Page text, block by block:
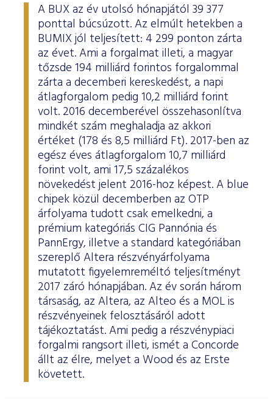
A BUX az év utolsó hónapjától 39 377
ponttal búcsúzott. Az elmúlt hetekben a
BUMIX jól teljesített: 4 299 ponton zárta
az évet. Ami a forgalmat illeti, a magyar
tőzsde 194 milliárd forintos forgalommal
zárta a decemberi kereskedést, a napi
átlagforgalom pedig 10,2 milliárd forint
volt. 2016 decemberével összehasonlítva
mindkét szám meghaladja az akkori
értéket (178 és 8,5 milliárd Ft). 2017-ben az
egész éves átlagforgalom 10,7 milliárd
forint volt, ami 17,5 százalékos
növekedést jelent 2016-hoz képest. A blue
chipek közül decemberben az OTP
árfolyama tudott csak emelkedni, a
prémium kategóriás CIG Pannónia és
PannErgy, illetve a standard kategóriában
szereplő Altera részvényárfolyama
mutatott figyelemreméltó teljesítményt
2017 záró hónapjában. Az év során három
társaság, az Altera, az Alteo és a MOL is
részvényeinek felosztásáról adott
tájékoztatást. Ami pedig a részvénypiaci
forgalmi rangsort illeti, ismét a Concorde
állt az élre, melyet a Wood és az Erste
követett.